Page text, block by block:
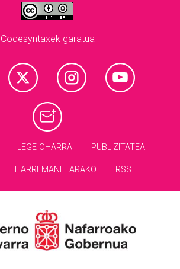
Codesyntaxek garatua
LEGE OHARRA PUBLIZITATEA
HARREMANETARAKO RSS